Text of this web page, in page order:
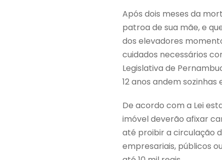
Após dois meses da
patroa de sua mãe, e
dos elevadores
cuidados necessários
Legislativa de
12 anos andem
De acordo com a Lei
imóvel deverão afixar
até proibir a circulação
empresariais, públicos